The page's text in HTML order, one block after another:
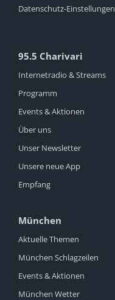
Datenschutz-Einstellungen
95.5 Charivari
Internetradio & Streams
Programm
Events & Aktionen
Über uns
Unser Newsletter
Unsere neue App
Empfang
München
Aktuelle Themen
München Schlagzeilen
Events & Aktionen
München Wetter